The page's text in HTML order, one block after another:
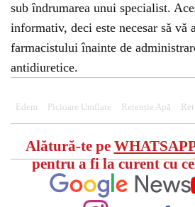
sub îndrumarea unui specialist.
informativ, deci este necesar să vă
farmacistului înainte de
antidiuretice.
Edem Picioare Umflate Retenție Apă
Alătură-te pe
pentru a fi la curent cu